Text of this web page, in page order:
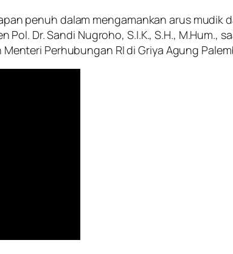
penuh dalam mengamankan arus mudik
Dr. Sandi Nugroho, S.I.K., S.H., M.Hum.,
Perhubungan RI di Griya Agung